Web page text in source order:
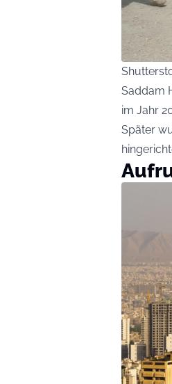
Saddam
im Jahr
Später